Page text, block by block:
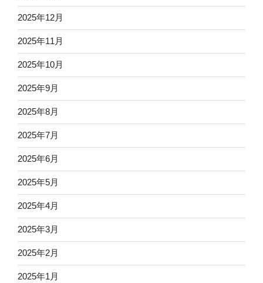
2025年12月
2025年11月
2025年10月
2025年9月
2025年8月
2025年7月
2025年6月
2025年5月
2025年4月
2025年3月
2025年2月
2025年1月